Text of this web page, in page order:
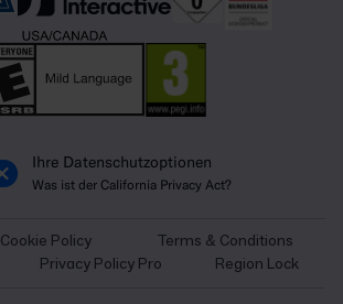
Ihre Datenschutzoptionen
Was ist der California Privacy Act?
Cookie Policy
Terms & Conditions
Privacy Policy Pro Region Lock